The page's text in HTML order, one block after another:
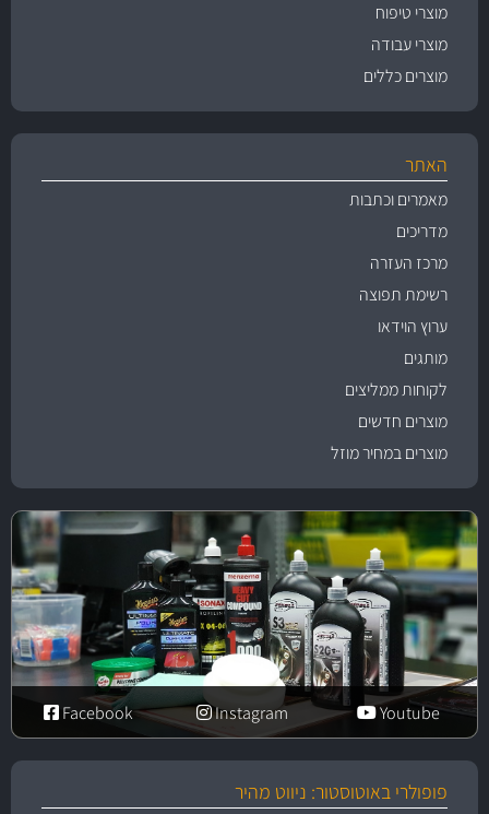
מוצרי טיפוח
מוצרי עבודה
מוצרים כללים
האתר
מאמרים וכתבות
מדריכים
מרכז העזרה
רשימת תפוצה
ערוץ הוידאו
מותגים
לקוחות ממליצים
מוצרים חדשים
מוצרים במחיר מוזל
Youtube
Instagram
Facebook
פופולרי באוטוסטור: ניווט מהיר